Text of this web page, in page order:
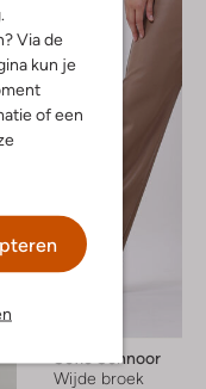
.
Via de
kun je
of een
Sofie Schnoor
Wijde broek